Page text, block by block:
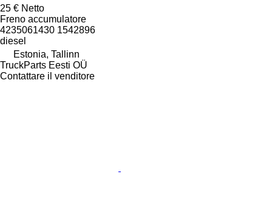
25 € Netto
Freno accumulatore
4235061430 1542896
diesel
Estonia, Tallinn
TruckParts Eesti OÜ
Contattare il venditore